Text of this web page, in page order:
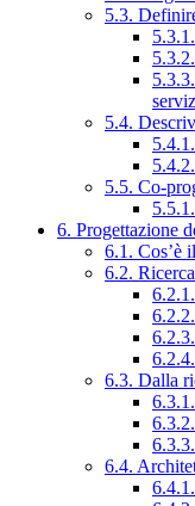
5.3.
5.4.
5.5. Co-
6. Progettazione
6.1. Cos’è
6.2.
6.3. Dalla
6.4.